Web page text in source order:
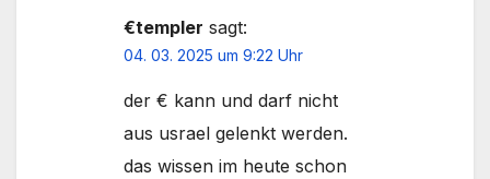
€templer sagt:
04. 03. 2025 um 9:22 Uhr
der € kann und darf nicht
aus usrael gelenkt werden.
das wissen im heute schon